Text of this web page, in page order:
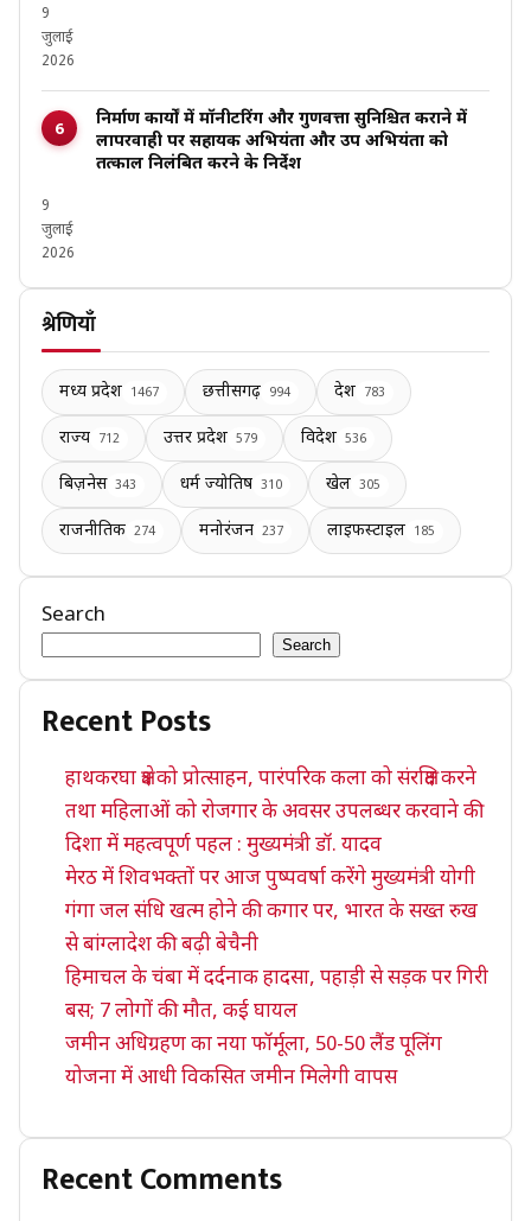
9
जुलाई
2026
निर्माण कार्यों में मॉनीटरिंग और गुणवत्ता सुनिश्चित कराने में
लापरवाही पर सहायक अभियंता और उप अभियंता को
तत्काल निलंबित करने के निर्देश
9
जुलाई
2026
श्रेणियाँ
मध्य प्रदेश 1467 छत्तीसगढ़ 994 देश 783
राज्य 712 उत्तर प्रदेश 579 विदेश 536
बिज़नेस 343 धर्म ज्योतिष 310 खेल 305
राजनीतिक 274 मनोरंजन 237 लाइफस्टाइल 185
Search
Search
Recent Posts
हाथकरघा क्षेत्र को प्रोत्साहन, पारंपरिक कला को संरक्षित करने
तथा महिलाओं को रोजगार के अवसर उपलब्धर करवाने की
दिशा में महत्वपूर्ण पहल : मुख्यमंत्री डॉ. यादव
मेरठ में शिवभक्तों पर आज पुष्पवर्षा करेंगे मुख्यमंत्री योगी
गंगा जल संधि खत्म होने की कगार पर, भारत के सख्त रुख
से बांग्लादेश की बढ़ी बेचैनी
हिमाचल के चंबा में दर्दनाक हादसा, पहाड़ी से सड़क पर गिरी
बस; 7 लोगों की मौत, कई घायल
जमीन अधिग्रहण का नया फॉर्मूला, 50-50 लैंड पूलिंग
योजना में आधी विकसित जमीन मिलेगी वापस
Recent Comments